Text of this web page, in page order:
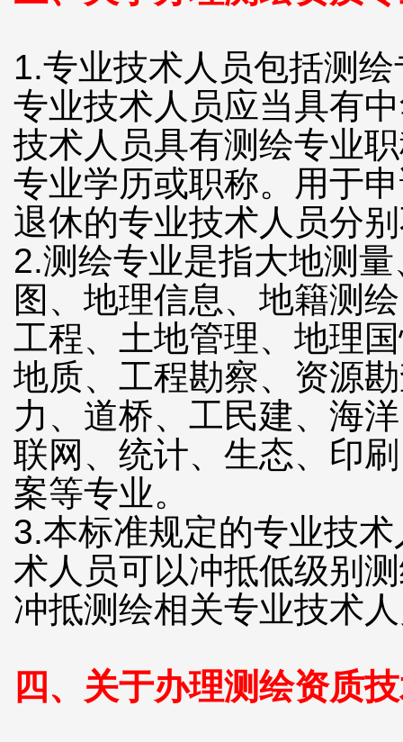
1.专业技术人员包括测
专业技术人员应当具有
技术人员具有测绘专业
专业学历或职称。用于
退休的专业技术人员分
2.测绘专业是指大地测
图、地理信息、地籍测
工程、土地管理、地理
地质、工程勘察、资源
力、道桥、工民建、海
联网、统计、生态、印
案等专业。
3.本标准规定的专业技
术人员可以冲抵低级别
冲抵测绘相关专业技术
四、关于办理测绘资质